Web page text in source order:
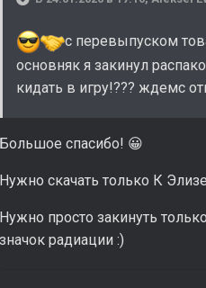
с перевыпуском
основняк я закинул
кидать в игру!??? ждемс
Большое спасибо! 😀
Нужно скачать только К
Нужно просто закинуть
значок радиации :)